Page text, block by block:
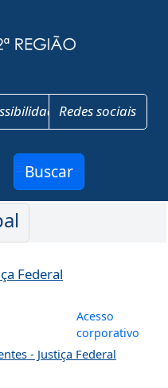
Redes sociais
Buscar
Federal
Menu de
Acesso
corporativo
- Justiça Federal